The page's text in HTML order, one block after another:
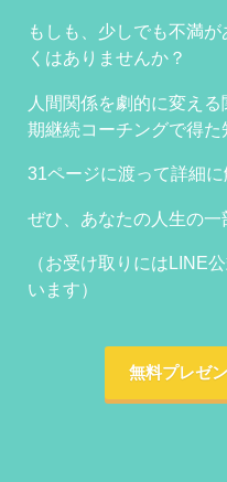
もしも、少しでも不満
くはありませんか？
人間関係を劇的に変え
期継続コーチングで得
31ページに渡って詳細
ぜひ、あなたの人生の
（お受け取りにはLINE
います）
無料プレゼ